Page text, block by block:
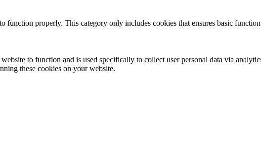
function properly. This category only includes cookies that ensures basic
to function and is used specifically to collect user personal data via
these cookies on your website.